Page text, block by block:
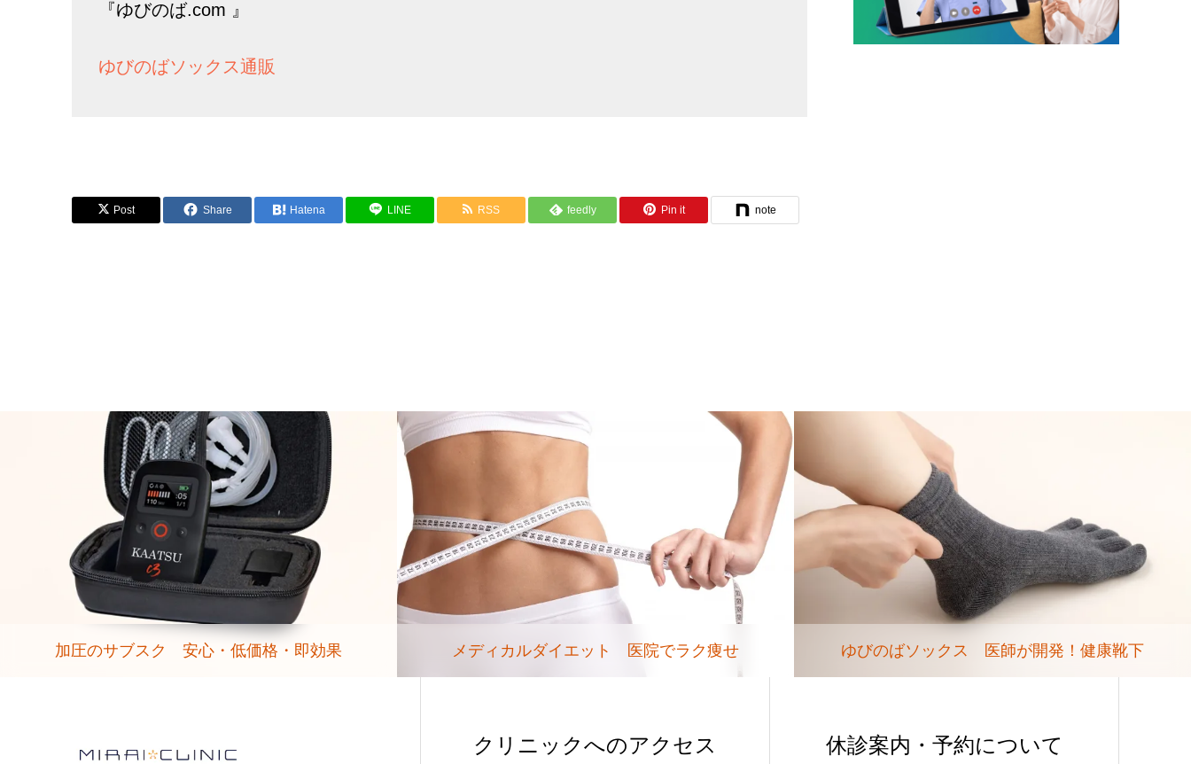
『ゆびのば.com 』
ゆびのばソックス通販
Post Share Hatena LINE RSS feedly Pin it note
加圧のサブスク 安心・低価格・即効果 メディカルダイエット 医院でラク痩せ ゆびのばソックス 医師が開発！健康靴下
クリニックへのアクセス 休診案内・予約について